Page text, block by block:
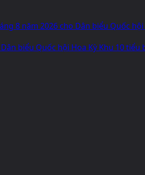
8 năm 2026 cho Dân biểu Quốc
biểu Quốc hội Hoa Kỳ Khu 10 tiểu